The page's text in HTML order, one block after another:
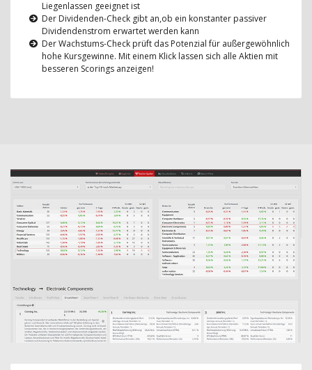
Liegenlassen geeignet ist
Der Dividenden-Check gibt an,ob ein konstanter passiver
Dividendenstrom erwartet werden kann
Der Wachstums-Check prüft das Potenzial für außergewöhnlich
hohe Kursgewinne. Mit einem Klick lassen sich alle Aktien mit
besseren Scorings anzeigen!